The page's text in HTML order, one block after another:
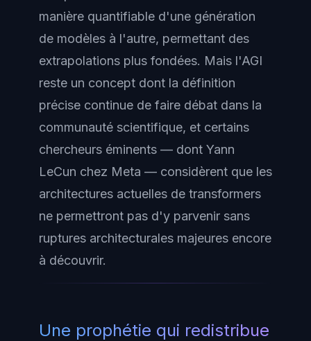
manière quantifiable d'une génération
de modèles à l'autre, permettant des
extrapolations plus fondées. Mais l'AGI
reste un concept dont la définition
précise continue de faire débat dans la
communauté scientifique, et certains
chercheurs éminents — dont Yann
LeCun chez Meta — considèrent que les
architectures actuelles de transformers
ne permettront pas d'y parvenir sans
ruptures architecturales majeures encore
à découvrir.
Une prophétie qui redistribue